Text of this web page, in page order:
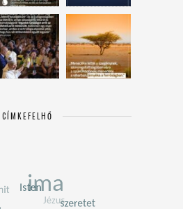
CÍMKEFELHŐ